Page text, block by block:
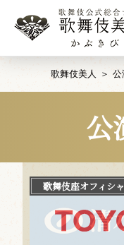
歌舞伎美人 公
公
歌舞伎座オフィシ